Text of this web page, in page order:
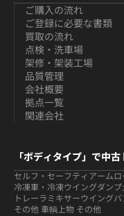
ご購入の流れ
ご登録に必要な書類
買取の流れ
点検・洗車場
架修・架装工場
品質管理
会社概要
拠点一覧
関連会社
「ボディタイプ」で中
セルフ・セーフティ アーム
冷凍車・冷凍ウイングダンプ
トレーラ ミキサーウイングバ
その他 車輌上物 その他